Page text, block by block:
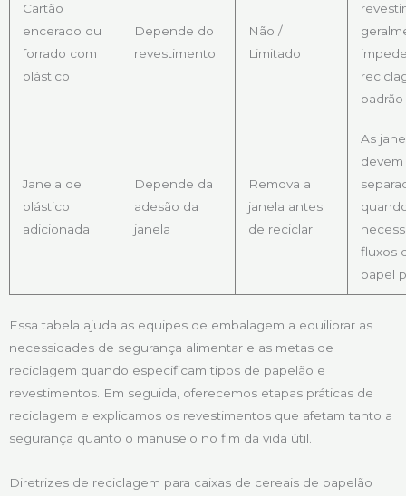
Cartão
encerado ou
forrado com
plástico
Depende do
revestimento
Não /
Limitado
padrão
Janela de
plástico
adicionada
Depende da
adesão da
janela
Remova a
janela antes
de reciclar
As
devem
fluxos
papel
Essa tabela ajuda as equipes de embalagem a equilibrar as
necessidades de segurança alimentar e as metas de
reciclagem quando especificam tipos de papelão e
revestimentos. Em seguida, oferecemos etapas práticas de
reciclagem e explicamos os revestimentos que afetam tanto a
segurança quanto o manuseio no fim da vida útil.
Diretrizes de reciclagem para caixas de cereais de papelão